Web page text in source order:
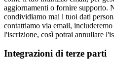
aggiornamenti o fornire supporto.
condividiamo mai i tuoi dati
contattiamo via email,
l'iscrizione, così potrai annullare
Integrazioni di terze parti